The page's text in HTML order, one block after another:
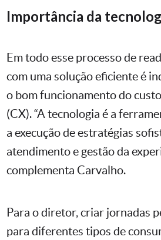
Importância da
Em todo esse processo de
com uma solução eficiente é
o bom funcionamento do
(CX). “A tecnologia é a
a execução de estratégias
atendimento e gestão da
complementa Carvalho.
Para o diretor, criar jornadas
para diferentes tipos de